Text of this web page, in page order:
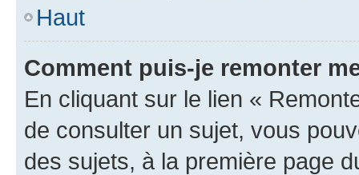
Haut
Comment puis-je remonter
En cliquant sur le lien «
de consulter un sujet, vous
des sujets, à la première page